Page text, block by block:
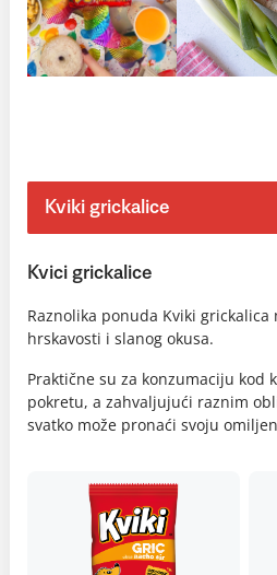
Kviki grickalice
Kvici grickalice
Raznolika ponuda Kviki
hrskavosti i slanog okusa.
Praktične su za konzumaciju kod
pokretu, a zahvaljujući raznim
svatko može pronaći svoju